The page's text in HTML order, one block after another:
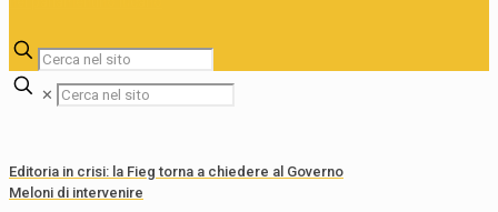
✕
Editoria in crisi: la Fieg torna a chiedere al Governo
Meloni di intervenire